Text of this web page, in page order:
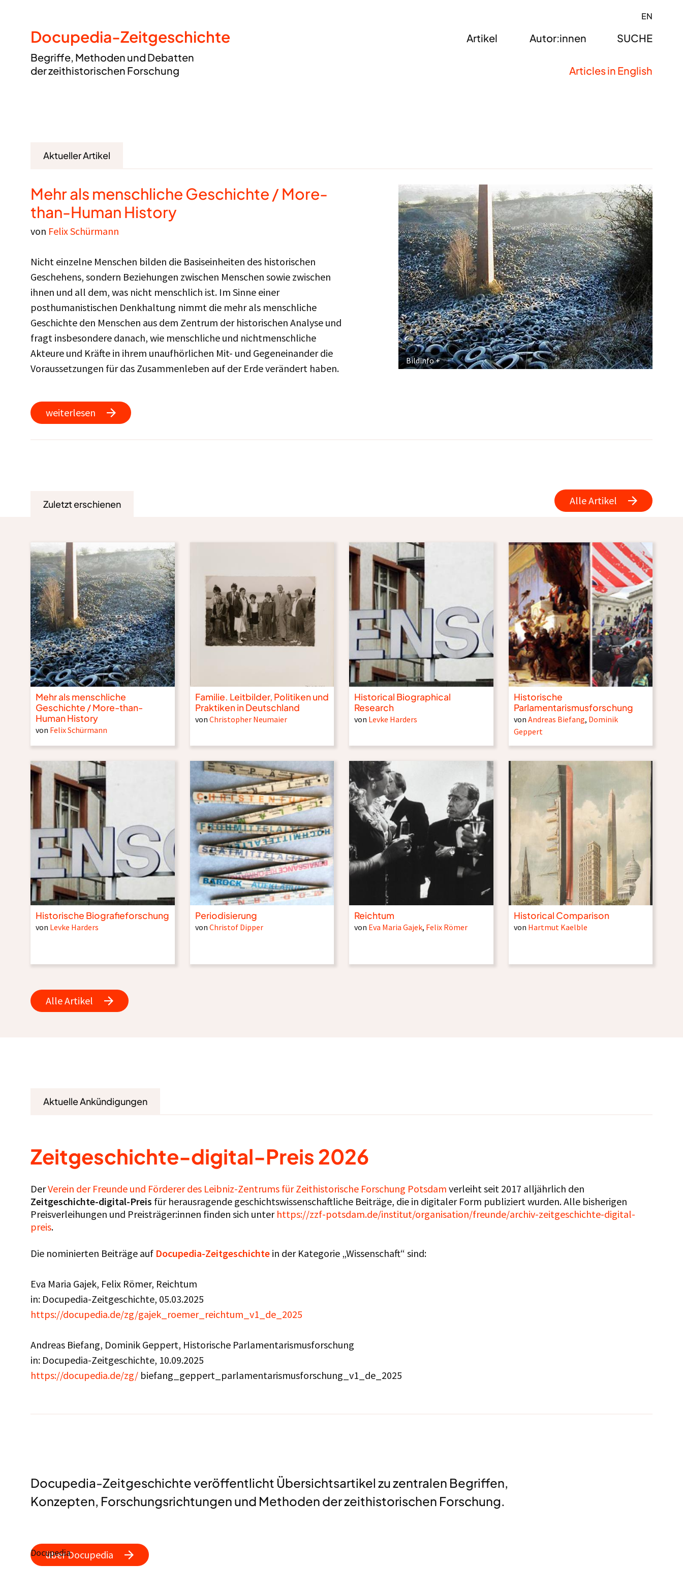
Docupedia-Zeitgeschichte
Begriffe, Methoden und Debatten
der zeithistorischen Forschung
SUCHE
Artikel Autor:innen
EN
Articles in English
Aktueller Artikel
Mehr als menschliche Geschichte / More-
than-Human History
von Felix Schürmann
Nicht einzelne Menschen bilden die Basiseinheiten des historischen
Geschehens, sondern Beziehungen zwischen Menschen sowie zwischen
ihnen und all dem, was nicht menschlich ist. Im Sinne einer
posthumanistischen Denkhaltung nimmt die mehr als menschliche
Geschichte den Menschen aus dem Zentrum der historischen Analyse und
fragt insbesondere danach, wie menschliche und nichtmenschliche
Akteure und Kräfte in ihrem unaufhörlichen Mit- und Gegeneinander die
Voraussetzungen für das Zusammenleben auf der Erde verändert haben.
weiterlesen
Bildinfo
Zuletzt erschienen Alle Artikel
Mehr als menschliche
Geschichte / More-than-
Human History
von Felix Schürmann
Familie. Leitbilder, Politiken und
Praktiken in Deutschland
von Christopher Neumaier
Historical Biographical
Research
von Levke Harders
Historische
Parlamentarismusforschung
von Andreas Biefang, Dominik
Geppert
Historische Biografieforschung
von Levke Harders
Periodisierung
von Christof Dipper
Reichtum
von Eva Maria Gajek, Felix Römer
Historical Comparison
von Hartmut Kaelble
Alle Artikel
Aktuelle Ankündigungen
Zeitgeschichte-digital-Preis 2026
DerVerein der Freunde und Förderer des Leibniz-Zentrums für Zeithistorische Forschung Potsdam verleiht seit 2017 alljährlich den
Zeitgeschichte-digital-Preis für herausragende geschichtswissenschaftliche Beiträge, die in digitaler Form publiziert wurden. Alle bisherigen
Preisverleihungen und Preisträger:innen finden sich unter https://zzf-potsdam.de/institut/organisation/freunde/archiv-zeitgeschichte-digital-
preis.
Die nominierten Beiträge auf Docupedia-Zeitgeschichte in der Kategorie „Wissenschaft“ sind:
Eva Maria Gajek, Felix Römer, Reichtum
in: Docupedia-Zeitgeschichte, 05.03.2025
https://docupedia.de/zg/gajek_roemer_reichtum_v1_de_2025
Andreas Biefang, Dominik Geppert, Historische Parlamentarismusforschung
in: Docupedia-Zeitgeschichte, 10.09.2025
https://docupedia.de/zg/ biefang_geppert_parlamentarismusforschung_v1_de_2025
Docupedia-Zeitgeschichte veröffentlicht Übersichtsartikel zu zentralen Begriffen,
Konzepten, Forschungsrichtungen und Methoden der zeithistorischen Forschung.
über Docupedia
Docupedia